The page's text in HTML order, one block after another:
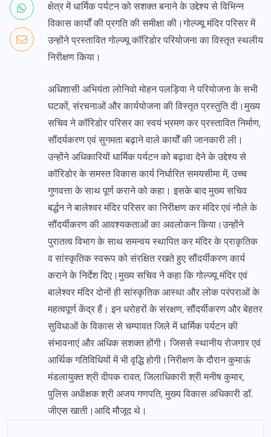
क्षेत्र में धार्मिक पर्यटन को सशक्त बनाने के उद्देश्य से विभिन्न
विकास कार्यों की प्रगति की समीक्षा की।गोल्ज्यू मंदिर परिसर में
उन्होंने प्रस्तावित गोल्ज्यू कॉरिडोर परियोजना का विस्तृत स्थलीय
निरीक्षण किया।
अधिशासी अभियंता लोनिवो मोहन पलड़िया ने परियोजना के सभी
घटकों, संरचनाओं और कार्ययोजना की विस्तृत प्रस्तुति दी।मुख्य
सचिव ने कॉरिडोर परिसर का स्वयं भ्रमण कर प्रस्तावित निर्माण,
सौंदर्यकरण एवं सुगमता बढ़ाने वाले कार्यों की जानकारी ली।
उन्होंने अधिकारियों धार्मिक पर्यटन को बढ़ावा देने के उद्देश्य से
कॉरिडोर के समस्त विकास कार्य निर्धारित समयसीमा में, उच्च
गुणवत्ता के साथ पूर्ण कराने को कहा। इसके बाद मुख्य सचिव
बर्द्धन ने बालेश्वर मंदिर परिसर का निरीक्षण कर मंदिर एवं नौले के
सौंदर्यीकरण की आवश्यकताओं का अवलोकन किया।उन्होंने
पुरातत्व विभाग के साथ समन्वय स्थापित कर मंदिर के प्राकृतिक
व सांस्कृतिक स्वरूप को संरक्षित रखते हुए सौंदर्यीकरण कार्य
कराने के निर्देश दिए।मुख्य सचिव ने कहा कि गोल्ज्यू मंदिर एवं
बालेश्वर मंदिर दोनों ही सांस्कृतिक आस्था और लोक परंपराओं के
महत्वपूर्ण केंद्र हैं। इन धरोहरों के संरक्षण, सौंदर्यीकरण और बेहतर
सुविधाओं के विकास से चम्पावत जिले में धार्मिक पर्यटन की
संभावनाएं और अधिक सशक्त होंगी। जिससे स्थानीय रोजगार एवं
आर्थिक गतिविधियों में भी वृद्धि होगी।निरीक्षण के दौरान कुमाऊं
मंडलायुक्त श्री दीपक रावत, जिलाधिकारी श्री मनीष कुमार,
पुलिस अधीक्षक श्री अजय गणपति, मुख्य विकास अधिकारी डॉ.
जीएस खाती।आदि मौजूद थे।